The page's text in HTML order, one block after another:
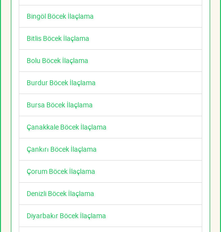
Bingöl Böcek İlaçlama
Bitlis Böcek İlaçlama
Bolu Böcek İlaçlama
Burdur Böcek İlaçlama
Bursa Böcek İlaçlama
Çanakkale Böcek İlaçlama
Çankırı Böcek İlaçlama
Çorum Böcek İlaçlama
Denizli Böcek İlaçlama
Diyarbakır Böcek İlaçlama